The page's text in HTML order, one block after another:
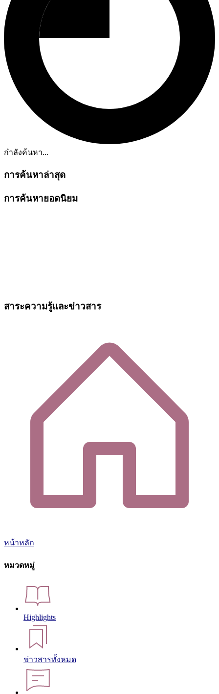
กำลังค้นหา...
การค้นหาล่าสุด
การค้นหายอดนิยม
สาระความรู้และข่าวสาร
หน้าหลัก
หมวดหมู่
Highlights
ข่าวสารทั้งหมด